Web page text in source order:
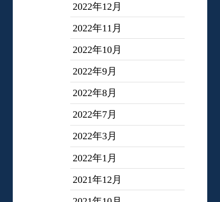
2022年12月
2022年11月
2022年10月
2022年9月
2022年8月
2022年7月
2022年3月
2022年1月
2021年12月